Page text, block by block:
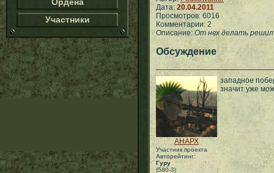
Участники
Дата: 20.04.2011
Просмотров: 6016
Комментарии: 2
Описание:От нех делать
Обсуждение
АНАРХ
Участник проекта
Авторейтинг:
Гуру
(580-3)
западное
значит уже